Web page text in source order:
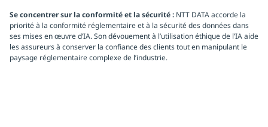
Se concentrer sur la conformité et la sécurité : NTT DATA accorde la
priorité à la conformité réglementaire et à la sécurité des données dans
ses mises en œuvre d’IA. Son dévouement à l’utilisation éthique de l’IA aide
les assureurs à conserver la confiance des clients tout en manipulant le
paysage réglementaire complexe de l’industrie.